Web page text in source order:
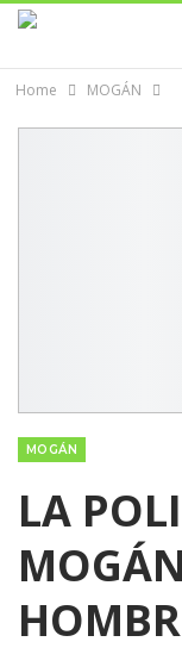
Home MOGÁN
MOGÁN
LA